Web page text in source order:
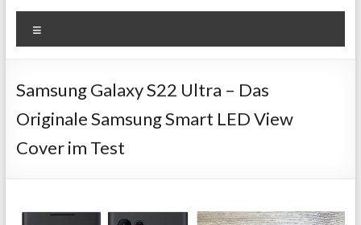
Case
Tester
Hüllen
&
im
Samsung Galaxy S22 Ultra – Das
Originale Samsung Smart LED View
Cover im Test